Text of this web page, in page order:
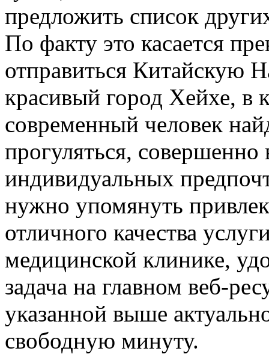
предложить список
По факту это касается
отправиться Китайскую
красивый город Хейхе, в
современный человек
прогуляться, совершенно
индивидуальных
нужно упомянуть
отличного качества
медицинской клинике,
задача на главном веб-
указанной выше
свободную минуту.